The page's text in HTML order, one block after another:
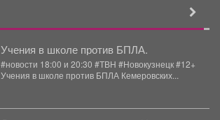
Учения в школе против БПЛА.
#новости 18:00 и 20:30 #ТВН #Новокузнецк #12+
Учения в школе против БПЛА Кемеровских...